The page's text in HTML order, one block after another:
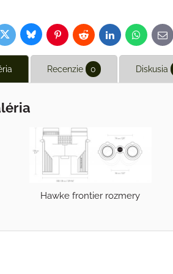
TwitterBlueskyPinterestReddit LinkedInWhatsApp
E-
mail
Recenzie 0 Diskusia
Hawke frontier rozmery